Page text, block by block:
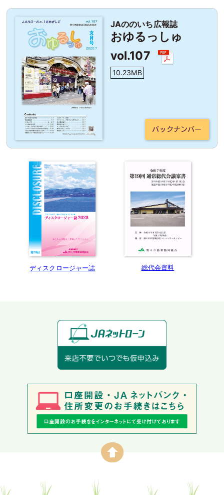
JAののいち広報誌
おゆるっしゅ
vol.107
10.23MB
バックナンバー
ディスクロージャー誌 総代会資料